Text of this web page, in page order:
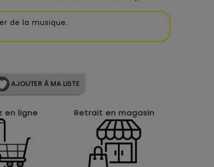
de la musique.
AJOUTER À MA LISTE
en ligne Retrait en magasin